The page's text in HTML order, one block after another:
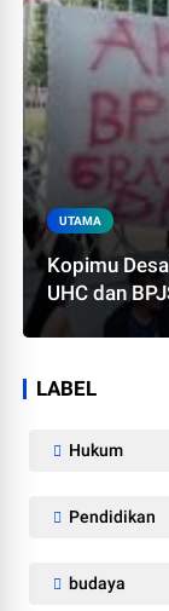
UTAMA
Kopimu
UHC dan
LABEL
Hukum
Pendidikan
budaya